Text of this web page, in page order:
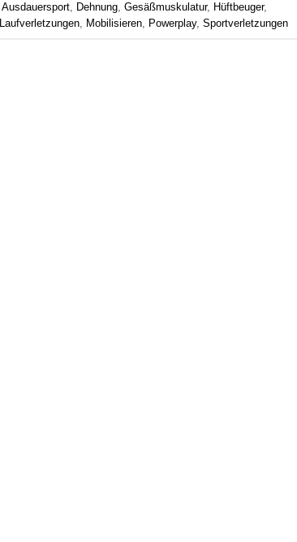
Ausdauersport, Dehnung, Gesäßmuskulatur, Hüftbeuger,
Laufverletzungen, Mobilisieren, Powerplay, Sportverletzungen